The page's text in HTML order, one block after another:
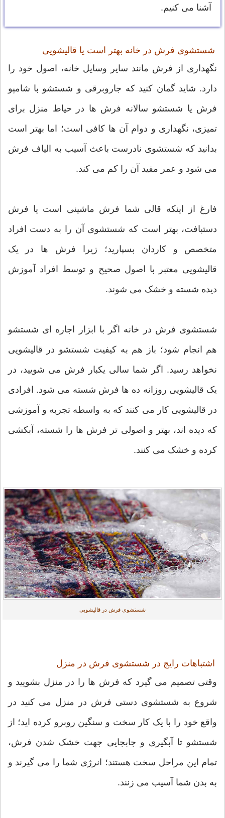
آشنا می کنیم.
شستشوی فرش در خانه بهتر است یا قالیشویی
نگهداری از فرش مانند سایر وسایل خانه، اصول خود را
دارد. شاید گمان کنید که جاروبرقی و شستشو با شامپو
فرش یا شستشو سالانه فرش ها در حیاط منزل برای
تمیزی، نگهداری و دوام آن ها کافی است؛ اما بهتر است
بدانید که شستشوی نادرست باعث آسیب به الیاف فرش
می شود و عمر مفید آن را کم می کند.
فارغ از اینکه قالی شما فرش ماشینی است یا فرش
دستبافت، بهتر است که شستشوی آن را به دست افراد
متخصص و کاردان بسپارید؛ زیرا فرش ها در یک
قالیشویی معتبر با اصول صحیح و توسط افراد آموزش
دیده شسته و خشک می شوند.
شستشوی فرش در خانه اگر با ابزار اجاره ای شستشو
هم انجام شود؛ باز هم به کیفیت شستشو در قالیشویی
نخواهد رسید. اگر شما سالی یکبار فرش می شویید، در
یک قالیشویی روزانه ده ها فرش شسته می شود. افرادی
در قالیشویی کار می کنند که به واسطه تجربه و آموزشی
که دیده اند، بهتر و اصولی تر فرش ها را شسته، آبکشی
کرده و خشک می کنند.
شستشوی فرش در قالیشویی
اشتباهات رایج در شستشوی فرش در منزل
وقتی تصمیم می گیرد که فرش ها را در منزل بشویید و
شروع به شستشوی دستی فرش در منزل می کنید در
واقع خود را با یک کار سخت و سنگین روبرو کرده اید؛ از
شستشو تا آبگیری و جابجایی جهت خشک شدن فرش،
تمام این مراحل سخت هستند؛ انرژی شما را می گیرند و
به بدن شما آسیب می زنند.